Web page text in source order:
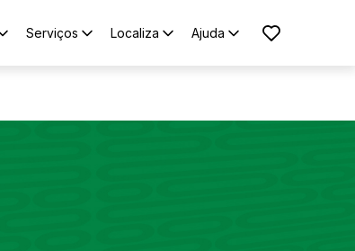
Serviços Localiza Ajuda